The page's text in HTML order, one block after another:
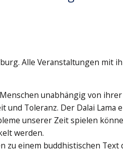
Alle Veranstaltungen mit
unabhängig von
Toleranz. Der Dalai Lama
unserer Zeit spielen
werden.
zu einem buddhistischen Text